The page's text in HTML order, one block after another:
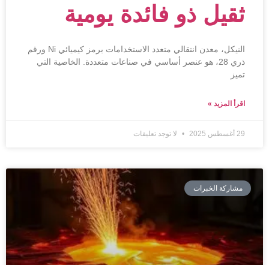
ثقيل ذو فائدة يومية
النيكل، معدن انتقالي متعدد الاستخدامات برمز كيميائي Ni ورقم
ذري 28، هو عنصر أساسي في صناعات متعددة. الخاصية التي
تميز
اقرأ المزيد »
29 أغسطس 2025 لا توجد تعليقات
مشاركة الخبرات